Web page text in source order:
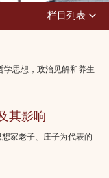
栏目列表
思想，政治见解和养生
其影响
家老子、庄子为代表的